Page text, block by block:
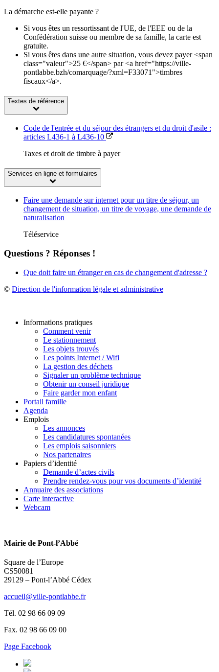
La démarche est-elle payante ?
Si vous êtes un ressortissant de l'UE, de l'EEE ou de la
Confédération suisse ou membre de sa famille, la carte est
gratuite.
Si vous êtes dans une autre situation, vous devez payer <span
class="valeur">25 €</span> par <a href="https://ville-
pontlabbe.bzh/comarquage/?xml=F33071">timbres
fiscaux</a>.
Textes de référence
Code de l'entrée et du séjour des étrangers et du droit d'asile :
articles L436-1 à L436-10
Taxes et droit de timbre à payer
Services en ligne et formulaires
Faire une demande sur internet pour un titre de séjour, un
changement de situation, un titre de voyage, une demande de
naturalisation
Téléservice
Questions ? Réponses !
Que doit faire un étranger en cas de changement d'adresse ?
© Direction de l'information légale et administrative
Informations pratiques
Comment venir
Le stationnement
Les objets trouvés
Les points Internet / Wifi
La gestion des déchets
Signaler un problème technique
Obtenir un conseil juridique
Faire garder mon enfant
Portail famille
Agenda
Emplois
Les annonces
Les candidatures spontanées
Les emplois saisonniers
Nos partenaires
Papiers d’identité
Demande d’actes civils
Prendre rendez-vous pour vos documents d’identité
Annuaire des associations
Carte interactive
Webcam
Mairie de Pont-l’Abbé
Square de l’Europe
CS50081
29129 – Pont-l’Abbé Cédex
accueil@ville-pontlabbe.fr
Tél. 02 98 66 09 09
Fax. 02 98 66 09 00
Page Facebook